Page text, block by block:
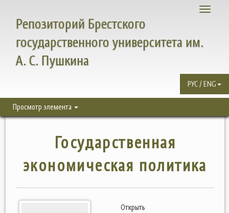
Toggle
Репозиторий Брестского
государственного университета им.
А. С. Пушкина
РУС / ENG
Просмотр элемента
Государственная
экономическая политика
Открыть